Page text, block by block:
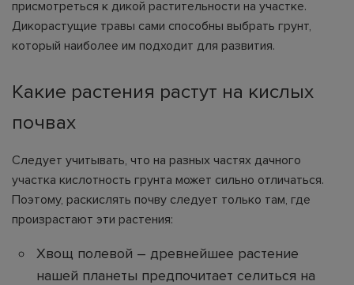
присмотреться к дикой растительности на участке.
Дикорастущие травы сами способны выбрать грунт,
который наиболее им подходит для развития.
Какие растения растут на кислых
почвах
Следует учитывать, что на разных частях дачного
участка кислотность грунта может сильно отличаться.
Поэтому, раскислять почву следует только там, где
произрастают эти растения:
Хвощ полевой – древнейшее растение
нашей планеты предпочитает селиться на